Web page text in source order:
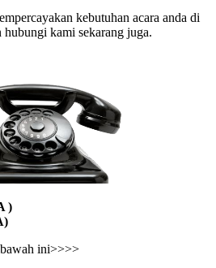
kebutuhan acara anda di
kami sekarang juga.
)
ini>>>>